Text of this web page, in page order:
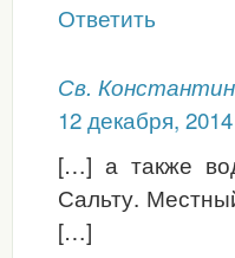
Ответить
Св.
12 декабря,
[…] а также
Сальту.
[…]